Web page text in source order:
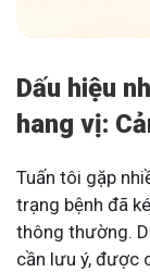
Dấu hiệu
hang vị:
Tuấn tôi gặp
trạng bệnh đã
thông thường.
cần lưu ý, được